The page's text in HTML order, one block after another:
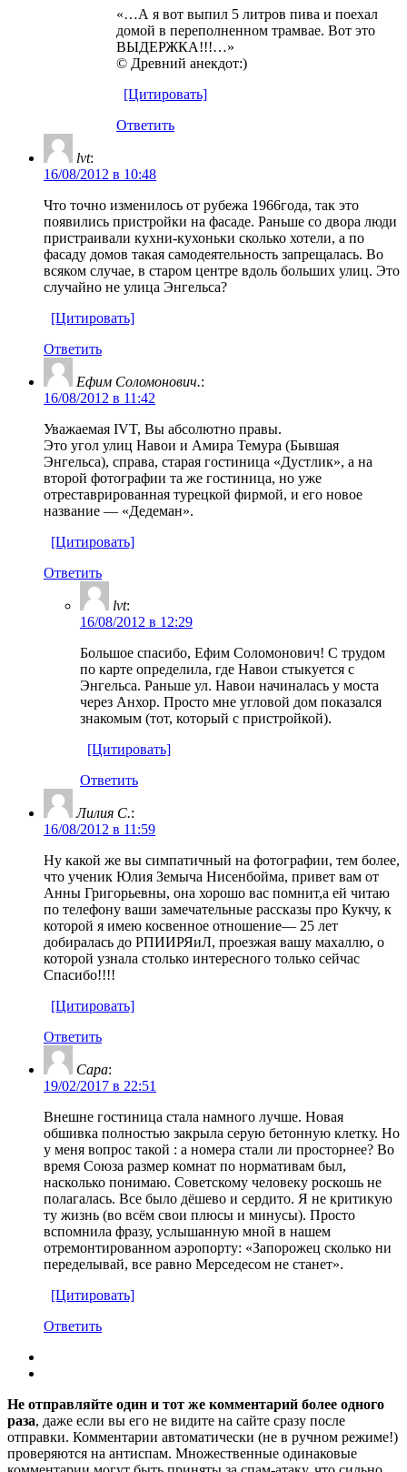
«…А я вот выпил 5 литров пива и поехал
домой в переполненном трамвае. Вот это
ВЫДЕРЖКА!!!…»
© Древний анекдот:)
[Цитировать]
Ответить
lvt:
16/08/2012 в 10:48
Что точно изменилось от рубежа 1966года, так это
появились пристройки на фасаде. Раньше со двора люди
пристраивали кухни-кухоньки сколько хотели, а по
фасаду домов такая самодеятельность запрещалась. Во
всяком случае, в старом центре вдоль больших улиц. Это
случайно не улица Энгельса?
[Цитировать]
Ответить
Ефим Соломонович.:
16/08/2012 в 11:42
Уважаемая IVT, Вы абсолютно правы.
Это угол улиц Навои и Амира Темура (Бывшая
Энгельса), справа, старая гостиница «Дустлик», а на
второй фотографии та же гостиница, но уже
отреставрированная турецкой фирмой, и его новое
название — «Дедеман».
[Цитировать]
Ответить
lvt:
16/08/2012 в 12:29
Большое спасибо, Ефим Соломонович! С трудом
по карте определила, где Навои стыкуется с
Энгельса. Раньше ул. Навои начиналась у моста
через Анхор. Просто мне угловой дом показался
знакомым (тот, который с пристройкой).
[Цитировать]
Ответить
Лилия С.:
16/08/2012 в 11:59
Ну какой же вы симпатичный на фотографии, тем более,
что ученик Юлия Земыча Нисенбойма, привет вам от
Анны Григорьевны, она хорошо вас помнит,а ей читаю
по телефону ваши замечательные рассказы про Кукчу, к
которой я имею косвенное отношение— 25 лет
добиралась до РПИИРЯиЛ, проезжая вашу махаллю, о
которой узнала столько интересного только сейчас
Спасибо!!!!
[Цитировать]
Ответить
Сара:
19/02/2017 в 22:51
Внешне гостиница стала намного лучше. Новая
обшивка полностью закрыла серую бетонную клетку. Но
у меня вопрос такой : а номера стали ли просторнее? Во
время Союза размер комнат по нормативам был,
насколько понимаю. Советскому человеку роскошь не
полагалась. Все было дёшево и сердито. Я не критикую
ту жизнь (во всём свои плюсы и минусы). Просто
вспомнила фразу, услышанную мной в нашем
отремонтированном аэропорту: «Запорожец сколько ни
переделывай, все равно Мерседесом не станет».
[Цитировать]
Ответить
Не отправляйте один и тот же комментарий более одного
раза, даже если вы его не видите на сайте сразу после
отправки. Комментарии автоматически (не в ручном режиме!)
проверяются на антиспам. Множественные одинаковые